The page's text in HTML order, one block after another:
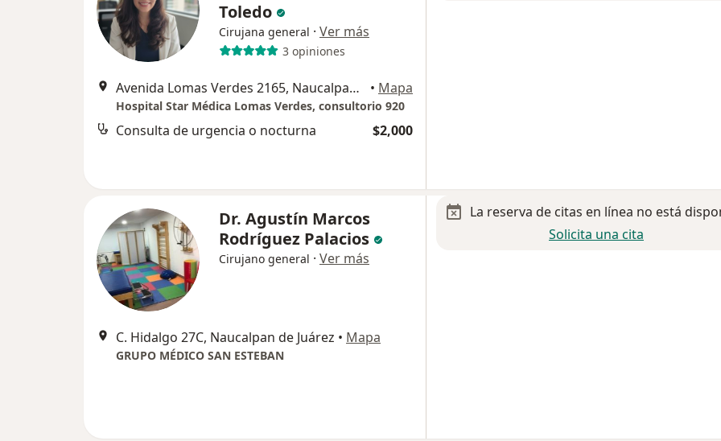
Toledo
Cirujana general · Ver más
3 opiniones
Avenida Lomas Verdes 2165, Naucalpan de Juárez • Mapa
Hospital Star Médica Lomas Verdes, consultorio 920
Consulta de urgencia o nocturna $2,000
Dr. Agustín Marcos
Rodríguez Palacios
Cirujano general · Ver más
C. Hidalgo 27C, Naucalpan de Juárez • Mapa
GRUPO MÉDICO SAN ESTEBAN
La reserva de citas en línea no está
Solicita una cita